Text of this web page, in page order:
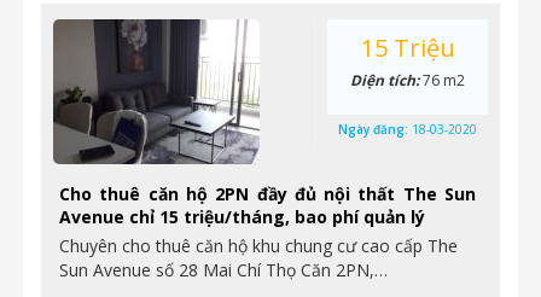
Cho thuê căn hộ 2PN đầy đủ nội thất The Sun
Avenue chỉ 15 triệu/tháng, bao phí quản lý
Chuyên cho thuê căn hộ khu chung cư cao cấp The
Sun Avenue số 28 Mai Chí Thọ Căn 2PN,…
15 Triệu
Diện tích:76 m2
Ngày đăng: 18-03-2020